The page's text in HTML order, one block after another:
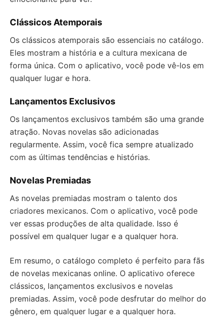
Clássicos Atemporais
Os clássicos atemporais são essenciais no catálogo.
Eles mostram a história e a cultura mexicana de
forma única. Com o aplicativo, você pode vê-los em
qualquer lugar e hora.
Lançamentos Exclusivos
Os lançamentos exclusivos também são uma grande
atração. Novas novelas são adicionadas
regularmente. Assim, você fica sempre atualizado
com as últimas tendências e histórias.
Novelas Premiadas
As novelas premiadas mostram o talento dos
criadores mexicanos. Com o aplicativo, você pode
ver essas produções de alta qualidade. Isso é
possível em qualquer lugar e a qualquer hora.
Em resumo, o catálogo completo é perfeito para fãs
de novelas mexicanas online. O aplicativo oferece
clássicos, lançamentos exclusivos e novelas
premiadas. Assim, você pode desfrutar do melhor do
gênero, em qualquer lugar e a qualquer hora.